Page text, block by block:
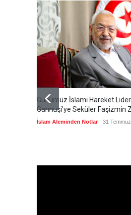
Günümüz İslami Hareket
Gannuşi’ye Seküler Faşizmin
Tecrit
İslam Aleminden Notlar 31